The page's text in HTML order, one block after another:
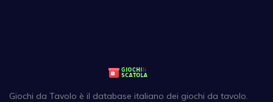
Giochi da Tavolo è il database italiano dei giochi da tavolo.